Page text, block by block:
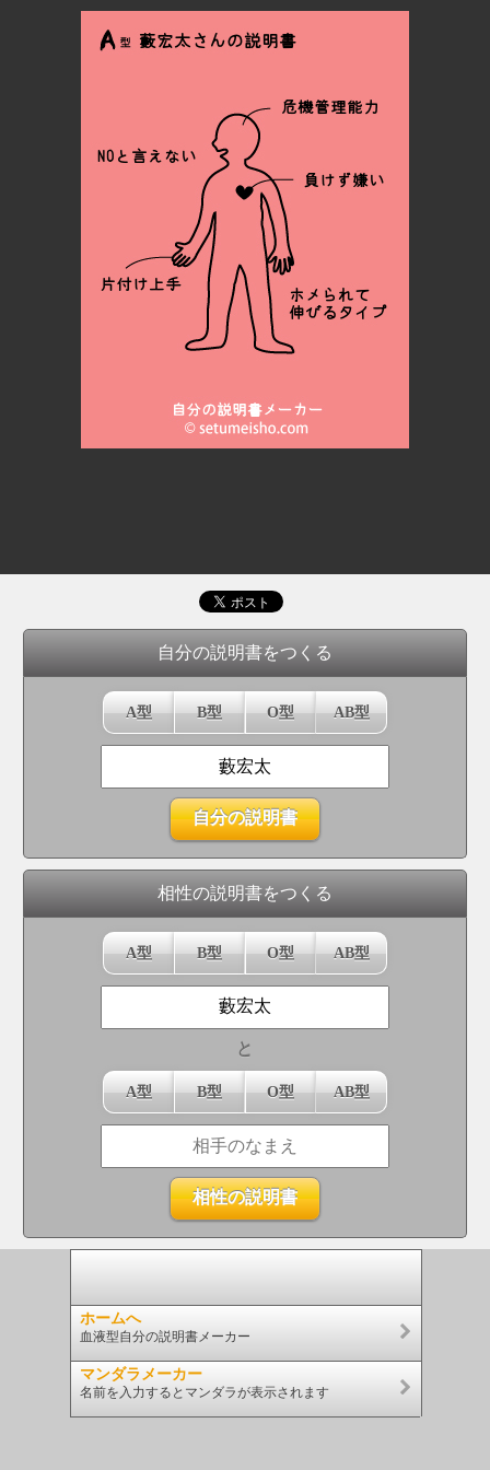
自分の説明書をつくる
A型 B型 O型 AB型
相性の説明書をつくる
A型 B型 O型 AB型
と
A型 B型 O型 AB型
ホームへ
血液型自分の説明書メーカー
マンダラメーカー
名前を入力するとマンダラが表示されます